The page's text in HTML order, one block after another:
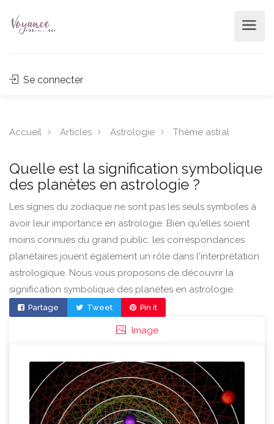
Se connecter
Accueil Articles Astrologie Thème astral
Quelle est la signification symbolique
des planètes en astrologie ?
Les signes du zodiaque ne sont pas les seuls symboles à
avoir leur importance en astrologie. Bien qu'elles soient
moins connues du grand public, les correspondances
planétaires jouent également un rôle dans l'interprétation
astrologique. Nous vous proposons de découvrir la
signification symbolique des planètes en astrologie.
Partage Tweet Pin it
Image